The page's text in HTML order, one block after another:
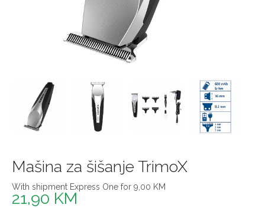
Mašina za šišanje TrimoX
With shipment Express One for 9,00 KM
21,90 KM